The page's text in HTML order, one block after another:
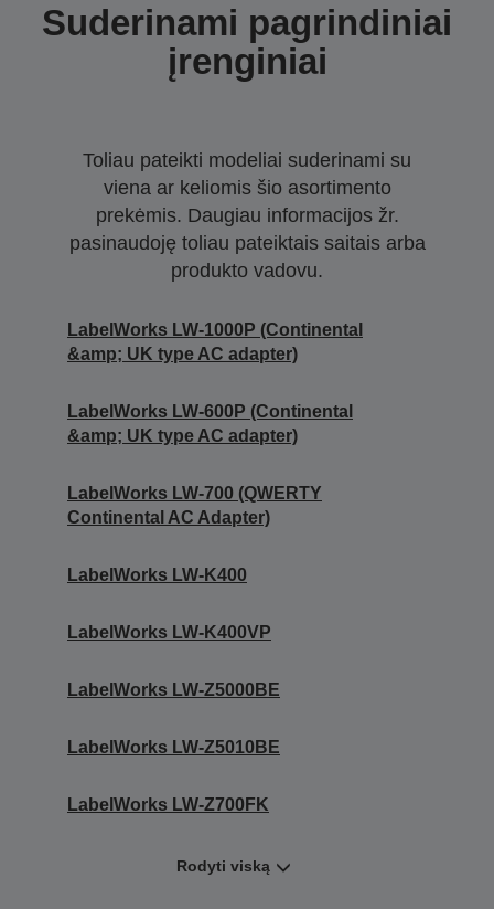
Suderinami pagrindiniai
įrenginiai
Toliau pateikti modeliai suderinami su
viena ar keliomis šio asortimento
prekėmis. Daugiau informacijos žr.
pasinaudoję toliau pateiktais saitais arba
produkto vadovu.
LabelWorks LW-1000P (Continental
&amp; UK type AC adapter)
LabelWorks LW-600P (Continental
&amp; UK type AC adapter)
LabelWorks LW-700 (QWERTY
Continental AC Adapter)
LabelWorks LW-K400
LabelWorks LW-K400VP
LabelWorks LW-Z5000BE
LabelWorks LW-Z5010BE
LabelWorks LW-Z700FK
Rodyti viską